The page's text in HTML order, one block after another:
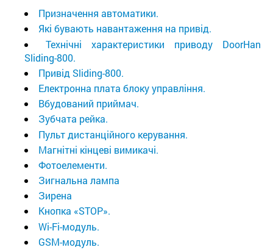
Призначення автоматики.
Які бувають навантаження на привід.
Технічні характеристики приводу DoorHan
Sliding-800.
Привід Sliding-800.
Електронна плата блоку управління.
Вбудований приймач.
Зубчата рейка.
Пульт дистанційного керування.
Магнітні кінцеві вимикачі.
Фотоелементи.
Зигнальна лампа
Зирена
Кнопка «STOP».
Wi-Fi-модуль.
GSM-модуль.